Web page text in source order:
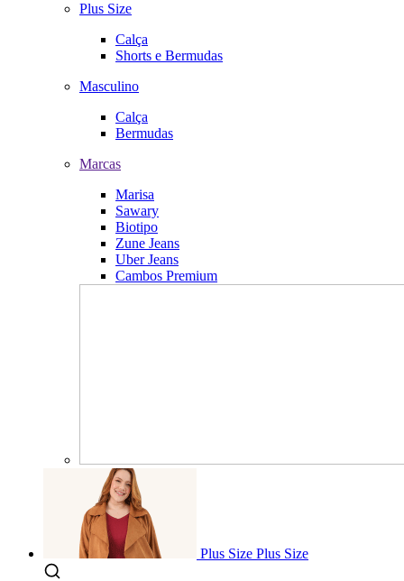
Plus Size
Calça
Shorts e Bermudas
Masculino
Calça
Bermudas
Marcas
Marisa
Sawary
Biotipo
Zune Jeans
Uber Jeans
Cambos Premium
Plus Size Plus Size